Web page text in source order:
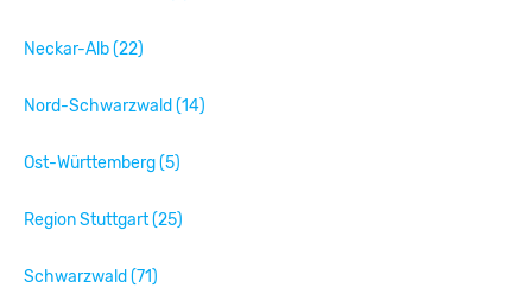
Neckar-Alb (22)
Nord-Schwarzwald (14)
Ost-Württemberg (5)
Region Stuttgart (25)
Schwarzwald (71)